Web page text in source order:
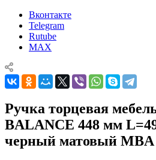
Вконтакте
Telegram
Rutube
MAX
Ручка торцевая
BALANCE 448 мм
черный матовый MBA